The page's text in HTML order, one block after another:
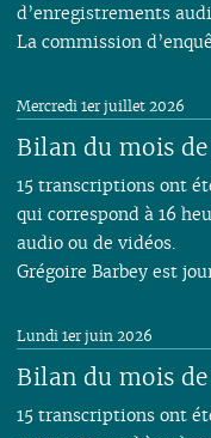
d’enregistrements
La commission
Bilan du mois
Mercredi 1er juillet 2026
15 transcriptions ont
qui correspond à 16
audio ou de vidéos.
Grégoire Barbey est
Bilan du mois
Lundi 1er juin 2026
15 transcriptions ont